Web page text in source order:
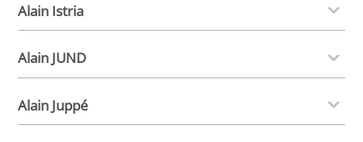
Alain Istria
Alain JUND
Alain Juppé